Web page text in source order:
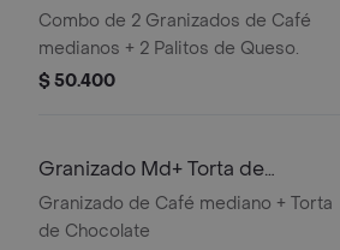
Palitosde Queso
Combo de 2 Granizados de Café
medianos + 2 Palitos de Queso.
$ 50.400
Granizado Md+ Torta de
Chocolate
Granizado de Café mediano + Torta
de Chocolate